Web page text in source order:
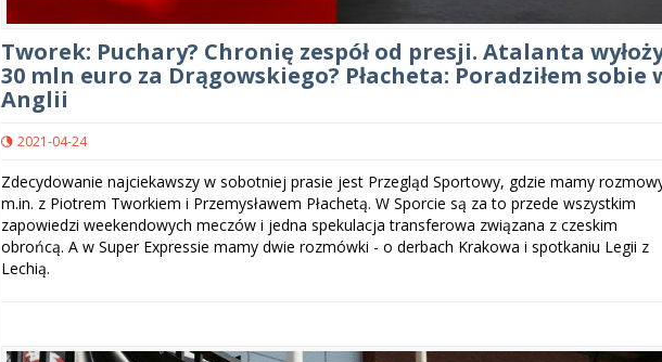
Tworek: Puchary? Chronię zespół od presji. Atalanta
30 mln euro za Drągowskiego? Płacheta: Poradziłem sobie
Anglii
2021-04-24
Zdecydowanie najciekawszy w sobotniej prasie jest Przegląd Sportowy, gdzie mamy
m.in. z Piotrem Tworkiem i Przemysławem Płachetą. W Sporcie są za to przede wszystkim
zapowiedzi weekendowych meczów i jedna spekulacja transferowa związana z czeskim
obrońcą. A w Super Expressie mamy dwie rozmówki - o derbach Krakowa i spotkaniu Legii z
Lechią.